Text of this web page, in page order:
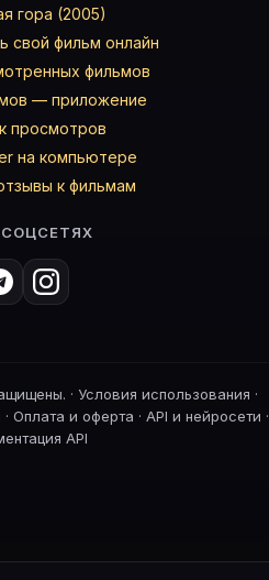
гора (2005)
свой фильм онлайн
фильмов
— приложение
просмотров
на компьютере
к фильмам
· Условия использования ·
· Оплата и оферта · API и нейросети ·
API